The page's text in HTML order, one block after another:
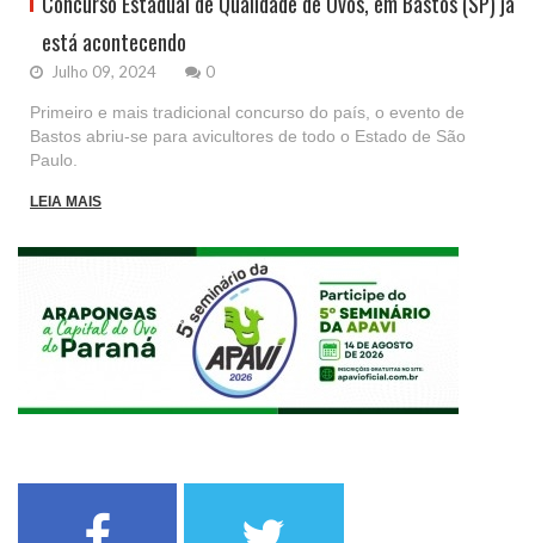
está acontecendo
Julho 09, 2024 0
Primeiro e mais tradicional concurso do país, o evento de
Bastos abriu-se para avicultores de todo o Estado de São
Paulo.
LEIA MAIS